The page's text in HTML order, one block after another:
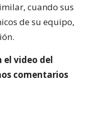
cuando sus
de su equipo,
el video del
comentarios